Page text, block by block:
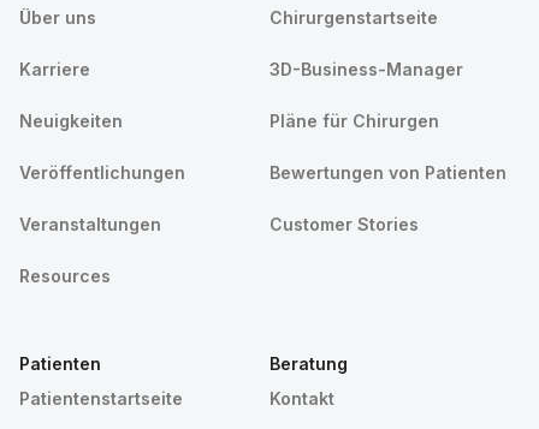
Über uns
Karriere
Neuigkeiten
Veröffentlichungen
Veranstaltungen
Resources
Chirurgenstartseite
3D-Business-Manager
Pläne für Chirurgen
Bewertungen von Patienten
Customer Stories
Patienten
Patientenstartseite
Beratung
Kontakt